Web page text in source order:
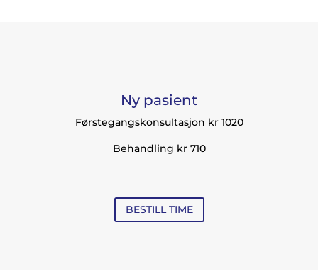
Ny pasient
Førstegangskonsultasjon kr 1020
Behandling kr 710
BESTILL TIME